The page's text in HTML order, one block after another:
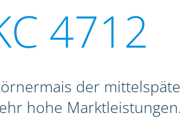
4712
der
hohe Marktleistungen.